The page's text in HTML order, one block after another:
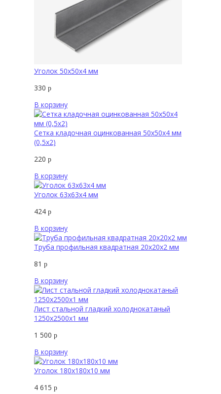
Уголок 50х50х4 мм
330 р
В корзину
Сетка кладочная оцинкованная 50х50х4 мм
(0,5х2)
220 р
В корзину
Уголок 63х63х4 мм
424 р
В корзину
Труба профильная квадратная 20х20х2 мм
81 р
В корзину
Лист стальной гладкий холоднокатаный
1250х2500х1 мм
1 500 р
В корзину
Уголок 180х180х10 мм
4 615 р